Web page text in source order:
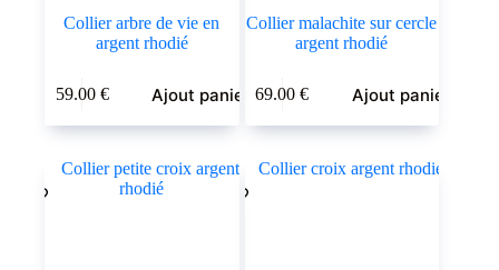
Collier arbre de vie en
argent rhodié
59.00 € Ajout panier
Collier malachite sur cercle
argent rhodié
69.00€ Ajout panier